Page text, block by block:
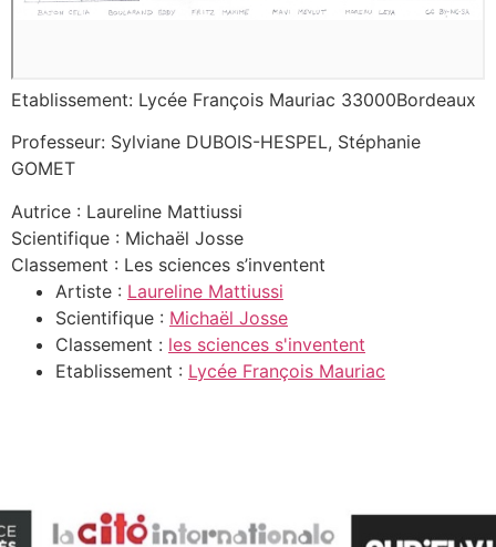
Etablissement: Lycée François Mauriac 33000Bordeaux
Professeur: Sylviane DUBOIS-HESPEL, Stéphanie
GOMET
Autrice : Laureline Mattiussi
Scientifique : Michaël Josse
Classement : Les sciences s’inventent
Artiste : Laureline Mattiussi
Scientifique : Michaël Josse
Classement : les sciences s'inventent
Etablissement : Lycée François Mauriac